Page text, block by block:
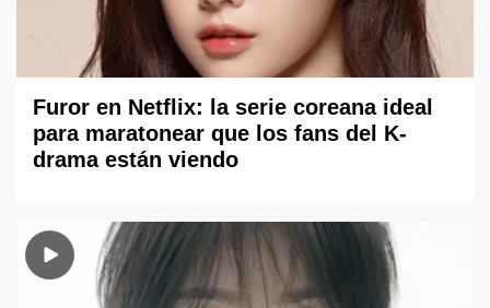
Furor en Netflix: la serie coreana ideal
para maratonear que los fans del K-
drama están viendo